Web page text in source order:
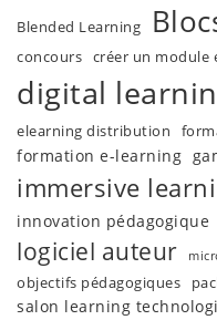
Blended Learning
concours créer un module
digital
elearning distribution
formation e-learning
immersive
innovation pédagogique
logiciel auteur
objectifs pédagogiques
salon learning